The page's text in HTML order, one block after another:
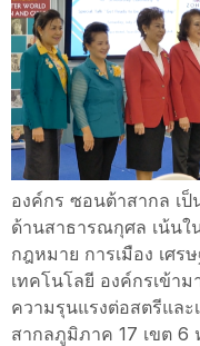
องค์กร ซอนต้าสากล เป็
ด้านสาธารณกุศล เน้นใ
กฎหมาย การเมือง เศ
เทคโนโลยี องค์กรเข้า
ความรุนแรงต่อสตรีและ
สากลภูมิภาค 17 เขต 6